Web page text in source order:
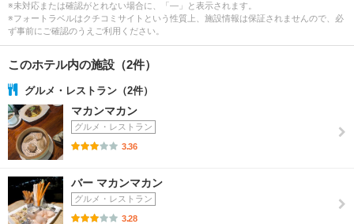
※未対応または確認がとれない場合に、「―」と表示されます。
※フォートラベルはクチコミサイトという性質上、施設情報は保証されませんので、必
ず事前にご確認のうえご利用ください。
このホテル内の施設（2件）
グルメ・レストラン（2件）
マカンマカン
グルメ・レストラン
3.36
バー マカンマカン
グルメ・レストラン
3.28